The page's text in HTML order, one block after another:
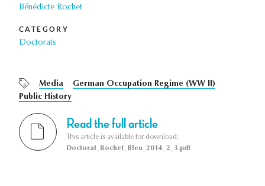
Bénédicte Rochet
CATEGORY
Doctorats
Media
German Occupation Regime (WW II)
Public History
Read the full article
This article is available for download:
Doctorat_Rochet_Bleu_2014_2_3.pdf